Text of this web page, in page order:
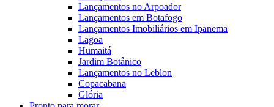
Lançamentos no Arpoador
Lançamentos em Botafogo
Lançamentos Imobiliários em Ipanema
Lagoa
Humaitá
Jardim Botânico
Lançamentos no Leblon
Copacabana
Glória